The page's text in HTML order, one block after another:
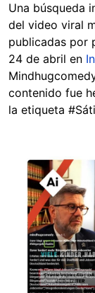
Una búsqueda
del video viral
publicadas por
24 de abril en
contenido fue
la etiqueta
Image